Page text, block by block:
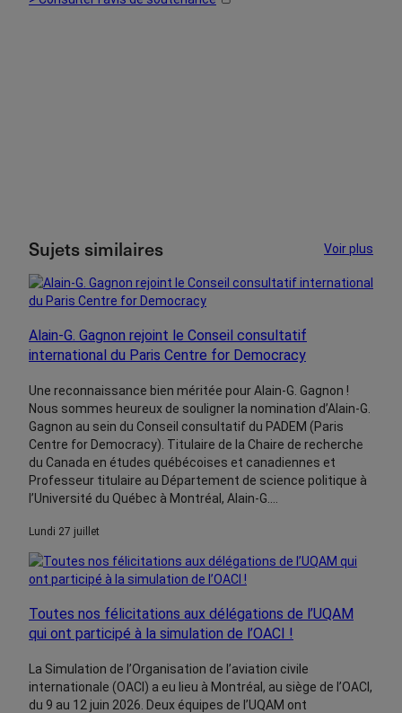
MENU
Sujets similaires Voir plus
Alain-G. Gagnon rejoint le Conseil consultatif
international du Paris Centre for Democracy
Une reconnaissance bien méritée pour Alain-G. Gagnon !
Nous sommes heureux de souligner la nomination d’Alain-G.
Gagnon au sein du Conseil consultatif du PADEM (Paris
Centre for Democracy). Titulaire de la Chaire de recherche
du Canada en études québécoises et canadiennes et
Professeur titulaire au Département de science politique à
l’Université du Québec à Montréal, Alain-G.…
lundi 27 juillet
Toutes nos félicitations aux délégations de l’UQAM
qui ont participé à la simulation de l’OACI !
La Simulation de l’Organisation de l’aviation civile
internationale (OACI) a eu lieu à Montréal, au siège de l’OACI,
du 9 au 12 juin 2026. Deux équipes de l’UQAM ont